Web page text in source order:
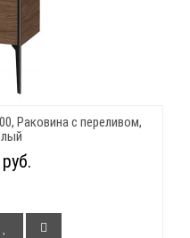
Раковина с переливом,